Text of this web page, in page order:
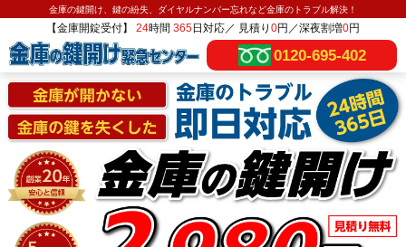
金庫の鍵開け、鍵の紛失、ダイヤルナンバー忘れなど金庫のトラブル解決！
【金庫開錠受付】 24時間 365日対応／ 見積り 0円／深夜割増0円
0120-695-402